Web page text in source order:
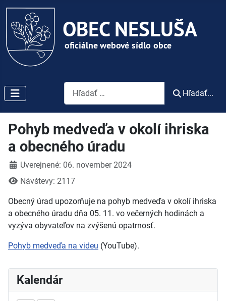
Vyhľadávanie
Hľadať...
Pohyb medveďa v okolí ihriska
a obecného úradu
DetailyUverejnené: 06. november 2024
Návštevy: 2117
Obecný úrad upozorňuje na pohyb medveďa v okolí ihriska
a obecného úradu dňa 05. 11. vo večerných hodinách a
vyzýva obyvateľov na zvýšenú opatrnosť.
Pohyb medveďa na videu (YouTube).
Kalendár